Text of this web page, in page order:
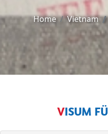
Home Vietnam
VISUM